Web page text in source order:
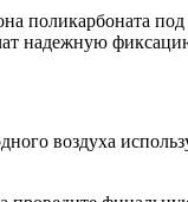
поликарбоната
надежную
воздуха